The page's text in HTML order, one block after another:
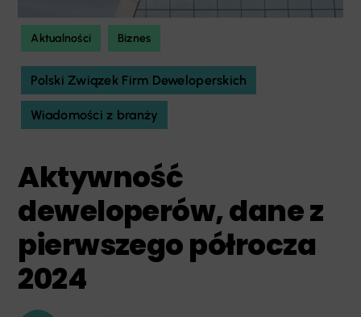
Aktualności Biznes
Polski Związek Firm Deweloperskich
Wiadomości z branży
Aktywność
deweloperów, dane z
pierwszego półrocza
2024